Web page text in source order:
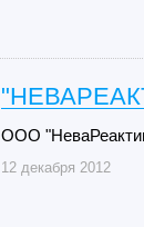
ООО
12 декабря 2012